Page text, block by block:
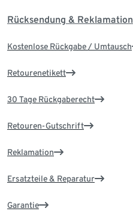
Rücksendung & Reklamation
Kostenlose Rückgabe / Umtausch
Retourenetikett
30 Tage Rückgaberecht
Retouren-Gutschrift
Reklamation
Ersatzteile & Reparatur
Garantie